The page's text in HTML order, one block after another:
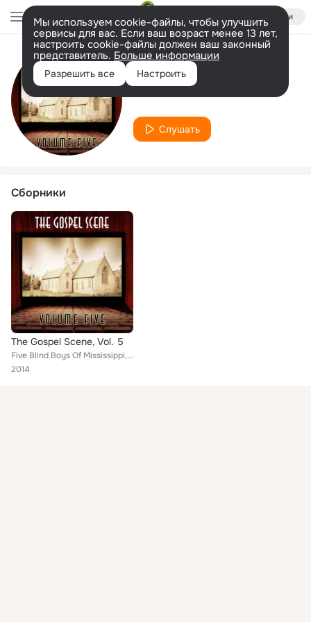
Войти
Мы используем cookie-файлы, чтобы улучшить
сервисы для вас. Если ваш возраст менее 13 лет,
настроить cookie-файлы должен ваш законный
представитель. Больше информации
Разрешить все Настроить
Исполнитель
Prof. Johnson
Слушать
Сборники
The Gospel Scene, Vol. 5
Five Blind Boys Of Mississippi, Brother Joe May, St. Mark's Chanters, Marie Knight, Bessemer Sunset Four, Dunham Jubilee Singers...
2014